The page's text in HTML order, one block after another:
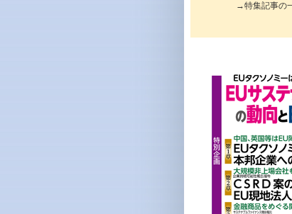
→特集記事の